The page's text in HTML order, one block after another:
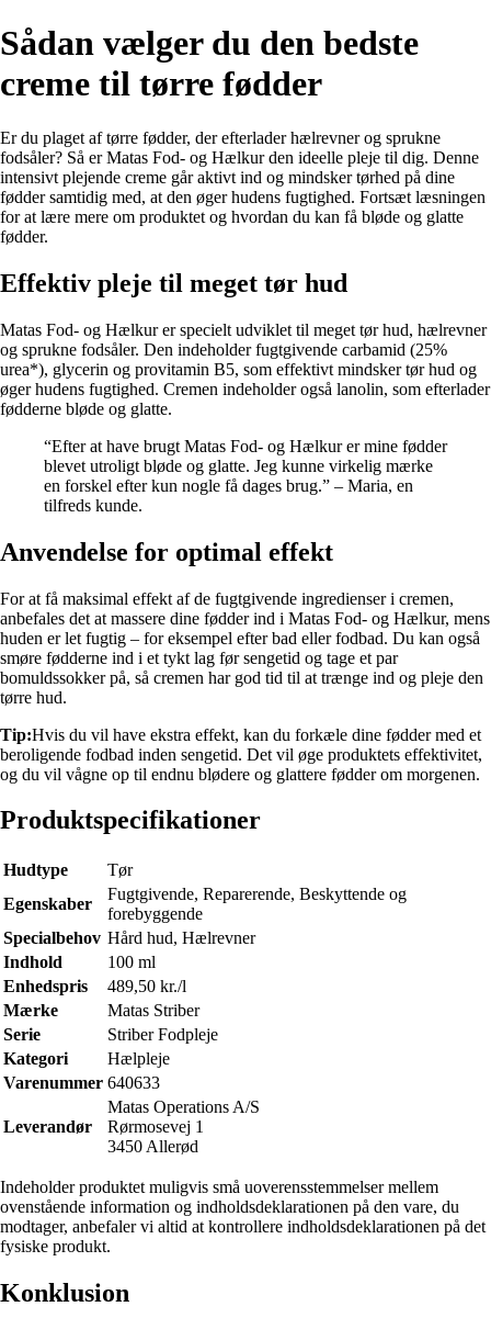
Sådan vælger du den bedste
creme til tørre fødder
Er du plaget af tørre fødder, der efterlader hælrevner og sprukne
fodsåler? Så er Matas Fod- og Hælkur den ideelle pleje til dig. Denne
intensivt plejende creme går aktivt ind og mindsker tørhed på dine
fødder samtidig med, at den øger hudens fugtighed. Fortsæt læsningen
for at lære mere om produktet og hvordan du kan få bløde og glatte
fødder.
Effektiv pleje til meget tør hud
Matas Fod- og Hælkur er specielt udviklet til meget tør hud, hælrevner
og sprukne fodsåler. Den indeholder fugtgivende carbamid (25%
urea*), glycerin og provitamin B5, som effektivt mindsker tør hud og
øger hudens fugtighed. Cremen indeholder også lanolin, som efterlader
fødderne bløde og glatte.
“Efter at have brugt Matas Fod- og Hælkur er mine fødder
blevet utroligt bløde og glatte. Jeg kunne virkelig mærke
en forskel efter kun nogle få dages brug.” – Maria, en
tilfreds kunde.
Anvendelse for optimal effekt
For at få maksimal effekt af de fugtgivende ingredienser i cremen,
anbefales det at massere dine fødder ind i Matas Fod- og Hælkur, mens
huden er let fugtig – for eksempel efter bad eller fodbad. Du kan også
smøre fødderne ind i et tykt lag før sengetid og tage et par
bomuldssokker på, så cremen har god tid til at trænge ind og pleje den
tørre hud.
Tip:Hvis du vil have ekstra effekt, kan du forkæle dine fødder med et
beroligende fodbad inden sengetid. Det vil øge produktets effektivitet,
og du vil vågne op til endnu blødere og glattere fødder om morgenen.
Produktspecifikationer
Hudtype
Tør
Egenskaber
Fugtgivende, Reparerende, Beskyttende og
forebyggende
Specialbehov Hård hud, Hælrevner
Indhold
100 ml
Enhedspris
489,50 kr./l
Mærke
Matas Striber
Serie
Striber Fodpleje
Kategori
Hælpleje
Varenummer 640633
Leverandør
Matas Operations A/S
Rørmosevej 1
3450 Allerød
Indeholder produktet muligvis små uoverensstemmelser mellem
ovenstående information og indholdsdeklarationen på den vare, du
modtager, anbefaler vi altid at kontrollere indholdsdeklarationen på det
fysiske produkt.
Konklusion